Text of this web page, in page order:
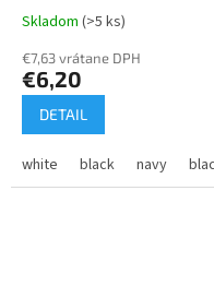
Skladom (>5 ks)
€7,63 vrátane DPH
€6,20
DETAIL
white black navy